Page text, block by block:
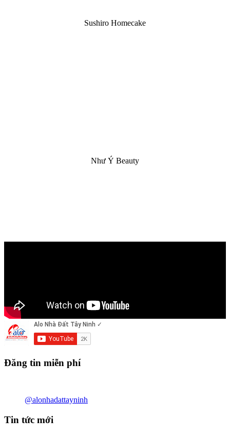
Sushiro Homecake
Như Ý Beauty
Đăng tin miễn phí
@alonhadattayninh
Tin tức mới